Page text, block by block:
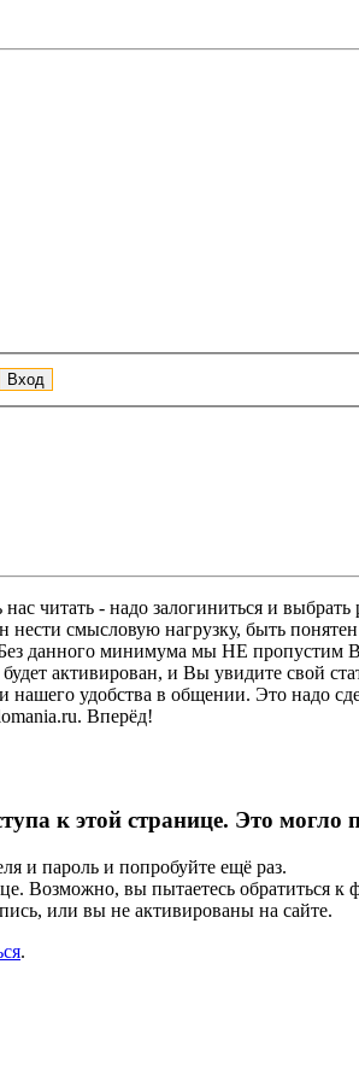
читать - надо залогиниться и
смысловую нагрузку, быть
данного минимума мы НЕ
активирован, и Вы увидите свой
нашего удобства в общении. Это надо
Вперёд!
к этой странице. Это
и пароль и попробуйте ещё раз.
Возможно, вы пытаетесь
или вы не активированы на сайте.
.